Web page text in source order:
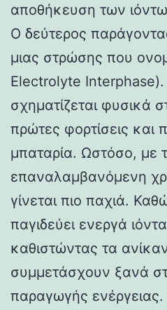
αποθήκευση των
Ο δεύτερος
μιας στρώσης που
Electrolyte
σχηματίζεται φυσικά
πρώτες φορτίσεις και
μπαταρία. Ωστόσο, με
επαναλαμβανόμενη
γίνεται πιο παχιά.
παγιδεύει ενεργά ιόντα
καθιστώντας τα
συμμετάσχουν ξανά
παραγωγής ενέργειας.